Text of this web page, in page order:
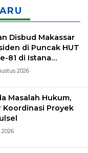
Disbud Makassar
di Puncak HUT
81 di Istana
2026
Masalah Hukum,
Koordinasi Proyek
2026